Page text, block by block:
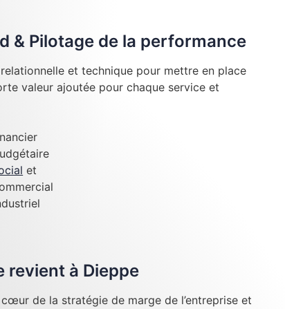
& Pilotage de la performance
relationnelle et technique pour mettre en place
valeur ajoutée pour chaque service et
et
revient à Dieppe
de la stratégie de marge de l’entreprise et